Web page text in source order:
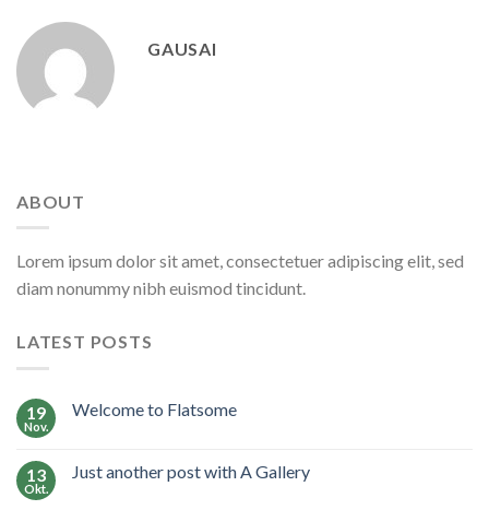
GAUSAI
ABOUT
Lorem ipsum dolor sit amet, consectetuer adipiscing elit, sed
diam nonummy nibh euismod tincidunt.
LATEST POSTS
19
Nov.
Welcome to Flatsome
13
Okt.
Just another post with A Gallery